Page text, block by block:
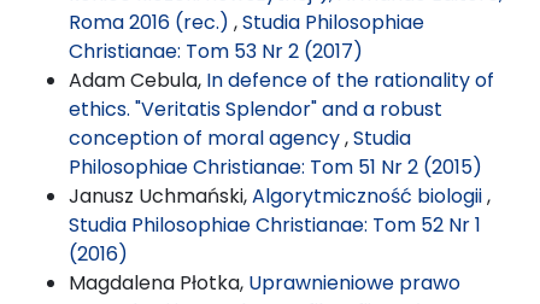
Roma 2016 (rec.) ,Studia Philosophiae
Christianae: Tom 53 Nr 2 (2017)
Adam Cebula, In defence of the rationality of
ethics. "Veritatis Splendor" and a robust
conception of moral agency,Studia
Philosophiae Christianae: Tom 51 Nr 2 (2015)
Janusz Uchmański,Algorytmiczność biologii,
Studia Philosophiae Christianae: Tom 52 Nr 1
(2016)
Magdalena Płotka, Uprawnieniowe prawo